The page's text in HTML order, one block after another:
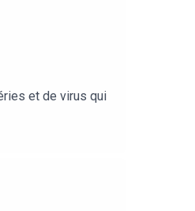
et de virus qui